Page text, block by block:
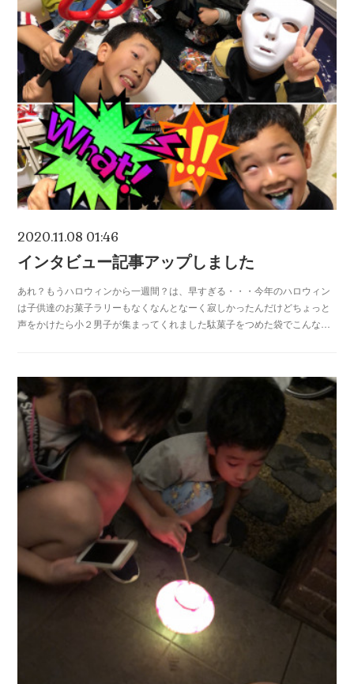
2020.11.08 01:46
インタビュー記事アップしました
あれ？もうハロウィンから一週間？は、早すぎる・・・今年のハロウィン
は子供達のお菓子ラリーもなくなんとなーく寂しかったんだけどちょっと
声をかけたら小２男子が集まってくれました駄菓子をつめた袋でこんな…